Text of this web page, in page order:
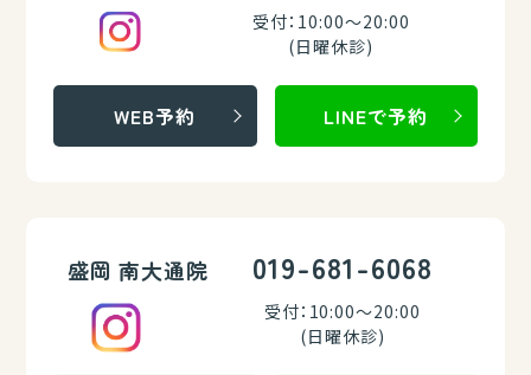
受付：10:00～20:00
(日曜休診)
WEB予約 LINEで予約
盛岡 南大通院 019-681-6068
受付：10:00～20:00
(日曜休診)